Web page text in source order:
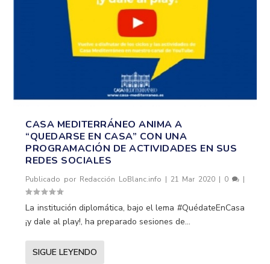
CASA MEDITERRÁNEO ANIMA A
“QUEDARSE EN CASA” CON UNA
PROGRAMACIÓN DE ACTIVIDADES EN SUS
REDES SOCIALES
Publicado por Redacción LoBlanc.info | 21 Mar 2020 | 0 |
La institución diplomática, bajo el lema #QuédateEnCasa
¡y dale al play!, ha preparado sesiones de...
SIGUE LEYENDO